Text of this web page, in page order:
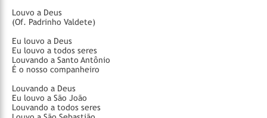
Louvo a Deus
(Of. Padrinho Valdete)
Eu louvo a Deus
Eu louvo a todos seres
Louvando a Santo Antônio
É o nosso companheiro
Louvando a Deus
Eu louvo a São João
Louvando a todos seres